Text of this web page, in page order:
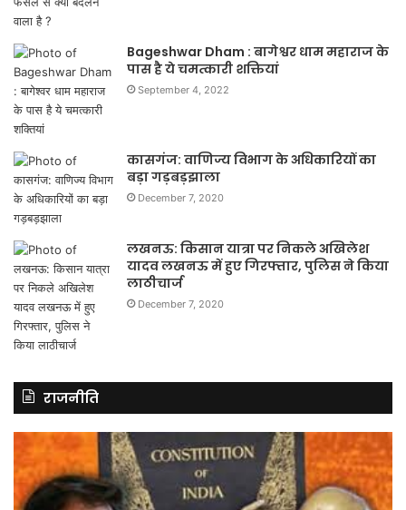
Bageshwar Dham : बागेश्वर धाम महाराज के
पास है ये चमत्कारी शक्तियां
September 4, 2022
कासगंज: वाणिज्य विभाग के अधिकारियों का
बड़ा गड़बड़झाला
December 7, 2020
लखनऊ: किसान यात्रा पर निकले अखिलेश
यादव लखनऊ में हुए गिरफ्तार, पुलिस ने किया
लाठीचार्ज
December 7, 2020
राजनीति